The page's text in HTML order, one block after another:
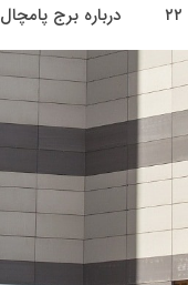
درباره برج پامچال ۶